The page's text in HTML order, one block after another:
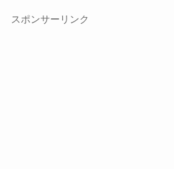
スポンサーリンク